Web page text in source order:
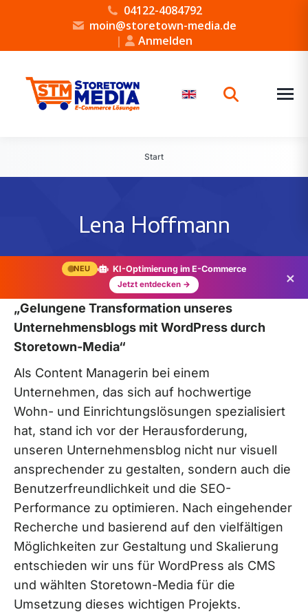
04122-4084792
moin@storetown-media.de
|
Anmelden
Start
NEU KI-Optimierung im E-Commerce
Jetzt entdecken → ×
Lena Hoffmann
„Gelungene Transformation unseres
Unternehmensblogs mit WordPress durch
Storetown-Media“
Als Content Managerin bei einem
Unternehmen, das sich auf hochwertige
Wohn- und Einrichtungslösungen spezialisiert
hat, stand ich vor der Herausforderung,
unseren Unternehmensblog nicht nur visuell
ansprechender zu gestalten, sondern auch die
Benutzerfreundlichkeit und die SEO-
Performance zu optimieren. Nach eingehender
Recherche und basierend auf den vielfältigen
Möglichkeiten zur Gestaltung und Skalierung
entschieden wir uns für WordPress als CMS
und wählten Storetown-Media für die
Umsetzung dieses wichtigen Projekts.